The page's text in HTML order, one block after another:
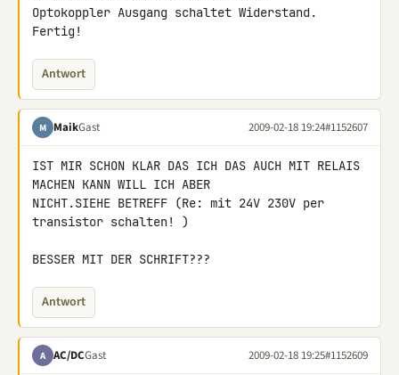
Optokoppler Ausgang schaltet Widerstand.
Fertig!
Antwort
M MaikGast 2009-02-18 19:24#1152607
IST MIR SCHON KLAR DAS ICH DAS AUCH MIT RELAIS
MACHEN KANN WILL ICH ABER
NICHT.SIEHE BETREFF (Re: mit 24V 230V per
transistor schalten! )
BESSER MIT DER SCHRIFT???
Antwort
A AC/DCGast 2009-02-18 19:25#1152609